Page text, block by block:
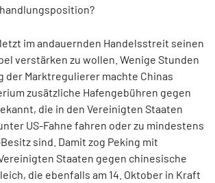
im andauernden Handelsstreit seinen
verstärken zu wollen. Wenige Stunden
der Marktregulierer machte Chinas
zusätzliche Hafengebühren gegen
die in den Vereinigten Staaten
US-Fahne fahren oder zu mindestens
sind. Damit zog Peking mit
Staaten gegen chinesische
die ebenfalls am 14. Oktober in Kraft